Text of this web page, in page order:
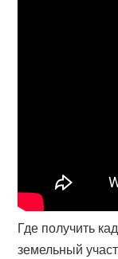
Где получить
земельный